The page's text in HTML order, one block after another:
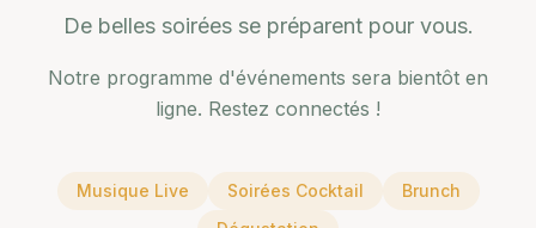
De belles soirées se préparent pour vous.
Notre programme d'événements sera bientôt en
ligne. Restez connectés !
Musique Live Soirées Cocktail
Brunch